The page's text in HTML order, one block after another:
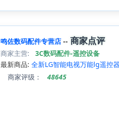
鸣佐数码配件专营店 -- 商家点评
商家主营:
3C数码配件-遥控设备
最新商品: 全新LG智能电视万能lg遥控
商家评级：
48645